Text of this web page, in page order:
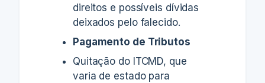
direitos e possíveis dívidas
deixados pelo falecido.
Pagamento de Tributos
Quitação do ITCMD, que
varia de estado para